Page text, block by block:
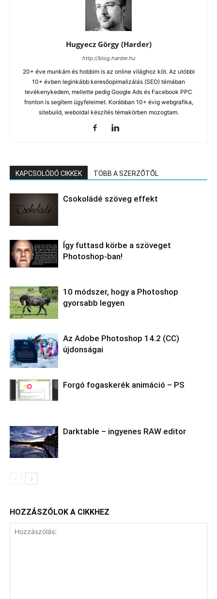
Hugyecz Görgy (Harder)
http://blog.harder.hu
20+ éve munkám és hobbim is az online világhoz köt. Az utóbbi
10+ évben leginkább keresőopimalizálás (SEO) témában
tevékenykedem, mellette pedig Google Ads és Facebook PPC
fronton is segítem ügyfeleimet. Korábban 10+ évig webgrafika,
sitebuild, weboldal készítés témakörben mozogtam.
KAPCSOLÓDÓ CIKKEK TÖBB A SZERZŐTŐL
Csokoládé szöveg effekt
Így futtasd körbe a szöveget
Photoshop-ban!
10 módszer, hogy a Photoshop
gyorsabb legyen
Az Adobe Photoshop 14.2 (CC)
újdonságai
Forgó fogaskerék animáció – PS
Darktable – ingyenes RAW editor
HOZZÁSZÓLOK A CIKKHEZ